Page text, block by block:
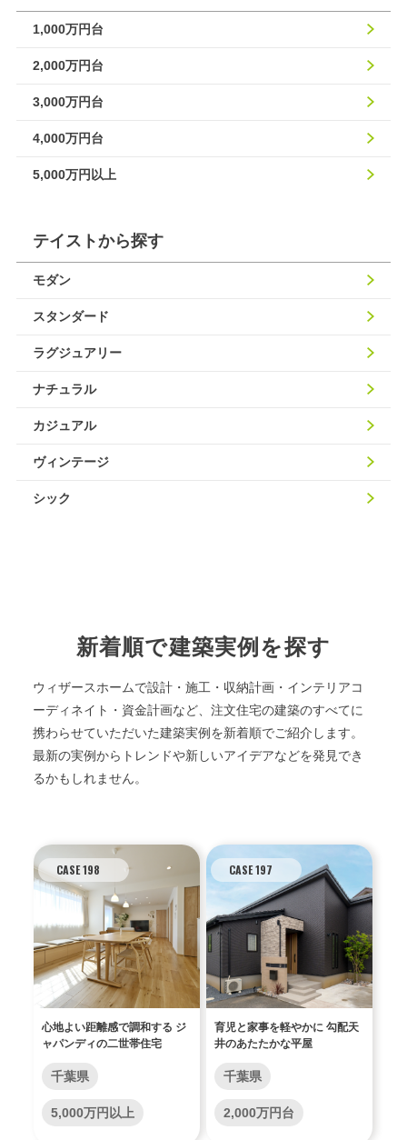
1,000万円台
2,000万円台
3,000万円台
4,000万円台
5,000万円以上
テイストから探す
モダン
スタンダード
ラグジュアリー
ナチュラル
カジュアル
ヴィンテージ
シック
新着順で建築実例を探す
ウィザースホームで設計・施工・収納計画・インテリアコ
ーディネイト・資金計画など、注文住宅の建築のすべてに
携わらせていただいた建築実例を新着順でご紹介します。
最新の実例からトレンドや新しいアイデアなどを発見でき
るかもしれません。
CASE 198
心地よい距離感で調和する ジ
ャパンディの二世帯住宅
千葉県
5,000万円以上
CASE 197
育児と家事を軽やかに 勾配天
井のあたたかな平屋
千葉県
2,000万円台